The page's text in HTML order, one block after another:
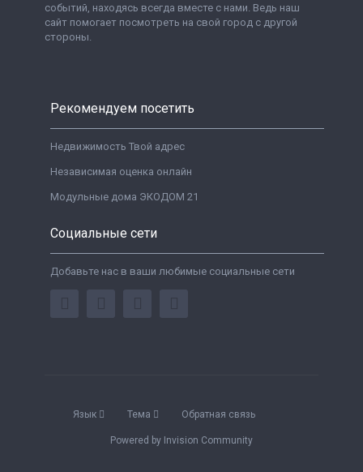
событий, находясь всегда вместе с нами. Ведь наш
сайт помогает посмотреть на свой город с другой
стороны.
Рекомендуем посетить
Недвижимость Твой адрес
Независимая оценка онлайн
Модульные дома ЭКОДОМ 21
Социальные сети
Добавьте нас в ваши любимые социальные сети
Язык Тема Обратная связь
Powered by Invision Community